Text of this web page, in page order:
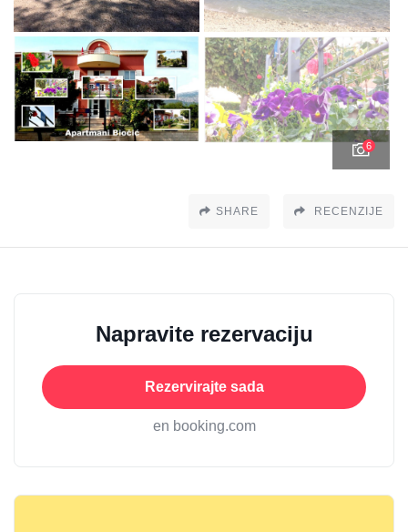
6
SHARE RECENZIJE
Napravite rezervaciju
Rezervirajte sada
en booking.com